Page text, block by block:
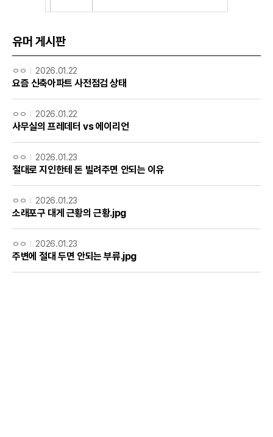
유머 게시판
ㅇㅇ 2026.01.22
요즘 신축아파트 사전점검 상태
ㅇㅇ 2026.01.22
사무실의 프레데터 vs 에이리언
ㅇㅇ 2026.01.23
절대로 지인한테 돈 빌려주면 안되는 이유
ㅇㅇ 2026.01.23
소래포구 대게 근황의 근황.jpg
ㅇㅇ 2026.01.23
주변에 절대 두면 안되는 부류.jpg